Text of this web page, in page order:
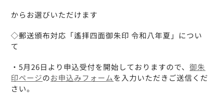
からお選びいただけます
◇郵送頒布対応「遙拝四面御朱印 令和八年夏」につい
て
・5月26日より申込受付を開始しておりますので、御朱
印ページのお申込みフォームを入力いただきご送信くだ
さい。